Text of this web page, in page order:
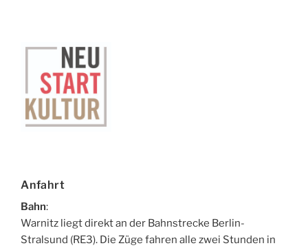
Anfahrt
Bahn:
Warnitz liegt direkt an der Bahnstrecke Berlin-
Stralsund (RE3). Die Züge fahren alle zwei Stunden in